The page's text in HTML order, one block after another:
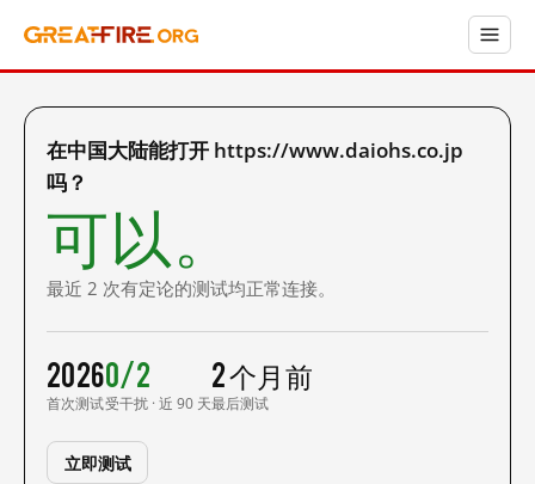
在中国大陆能打开 https://www.daiohs.co.jp
吗？
可以。
最近 2 次有定论的测试均正常连接。
2026
首次测试
0/2
受干扰 · 近 90 天
2 个月前
最后测试
立即测试